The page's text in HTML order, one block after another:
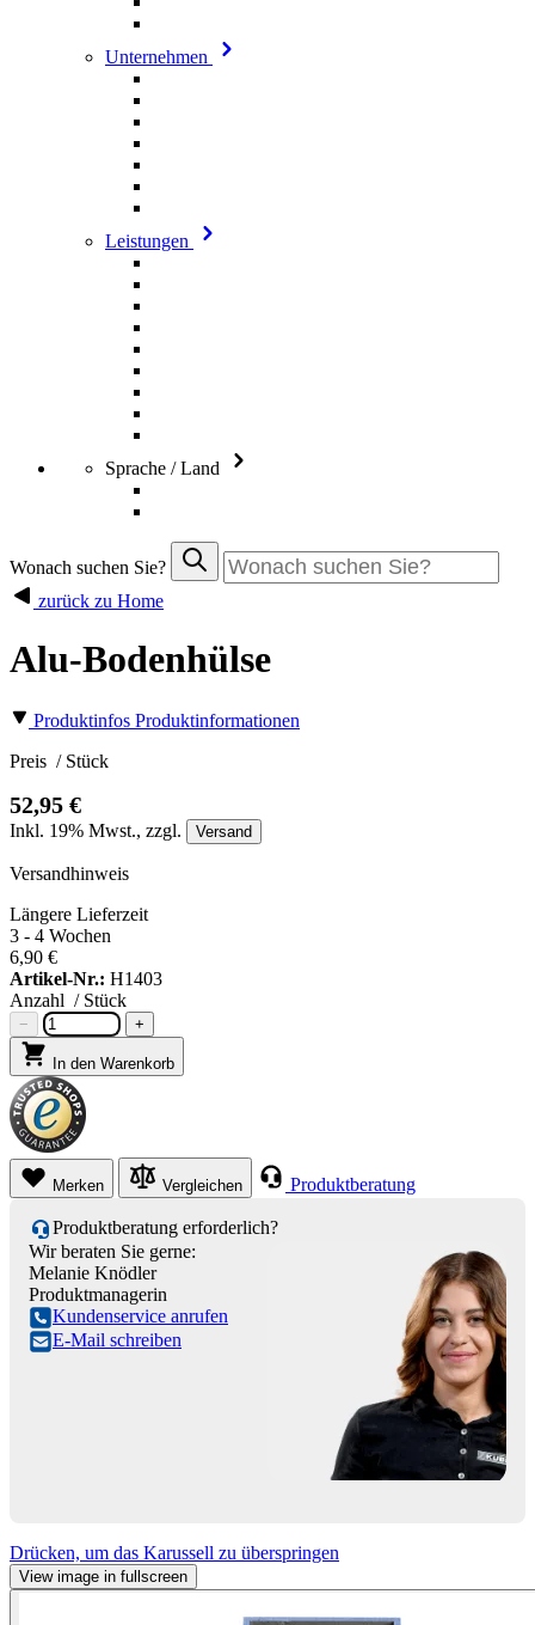
Unternehmen
Leistungen
Sprache / Land
Wonach suchen Sie?
zurück zu Home
Alu-Bodenhülse
Produktinfos Produktinformationen
Preis / Stück
52,95 €
Inkl. 19% Mwst., zzgl. Versand
Versandhinweis
Längere Lieferzeit
3 - 4 Wochen
6,90 €
Artikel-Nr.: H1403
Anzahl / Stück
− +
In den Warenkorb
Merken Vergleichen Produktberatung
Produktberatung erforderlich?
Wir beraten Sie gerne:
Melanie Knödler
Produktmanagerin
Kundenservice anrufen
E-Mail schreiben
Drücken, um das Karussell zu überspringen
View image in fullscreen